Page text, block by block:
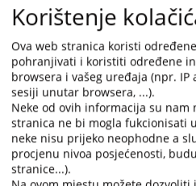
zabrani diskriminacije, Zakon o
Akcioni plan za unapređenje
Prikazana vijest je na: Srpski
Prateći dokumenti
Akcioni plan za unpređenje
2027
Zakon o ravnopravnosti
Korištenje
Ova web stranica koristi
pohranjivati i koristiti određene
browsera i vašeg uređaja (npr.
sesiji unutar browsera, ...).
Neke od ovih informacija su
stranica ne bi mogla fukcionisati
neke nisu prijeko neophodne a
procjenu nivoa posjećenosti,
stranice...).